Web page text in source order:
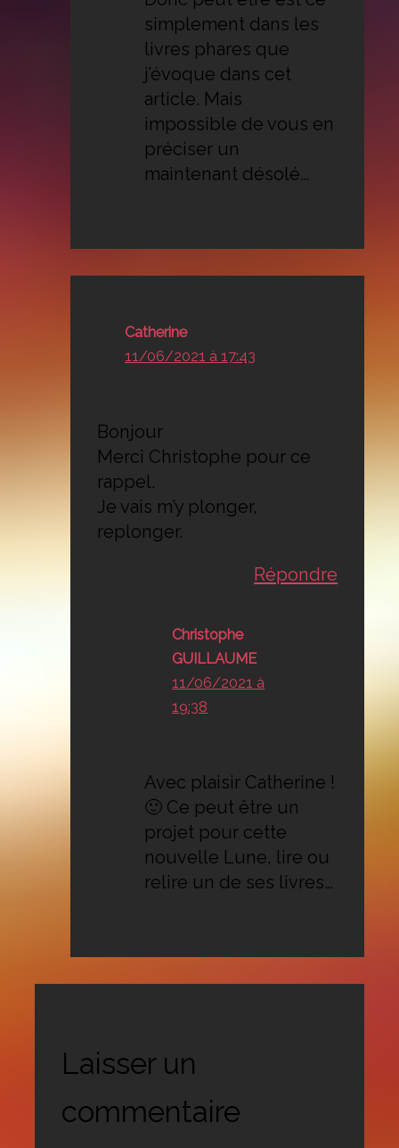
simplement dans les
livres phares que
j’évoque dans cet
article. Mais
impossible de vous en
préciser un
maintenant désolé…
Catherine
11/06/2021 à 17:43
Bonjour
Merci Christophe pour ce
rappel.
Je vais m’y plonger,
replonger.
Répondre
Christophe
GUILLAUME
11/06/2021 à
19:38
Avec plaisir Catherine !
🙂 Ce peut être un
projet pour cette
nouvelle Lune, lire ou
relire un de ses livres…
Laisser un
commentaire